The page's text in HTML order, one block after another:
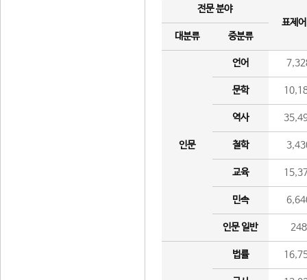
전문 분야
표제
대분류
중분류
인문
언어
문학
역사
철학
교육
민속
인문 일반 248
법률